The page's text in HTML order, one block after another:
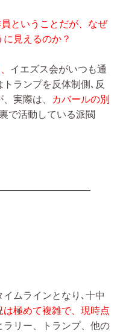
ということだが、なぜ
見えるのか？
イエズス会がいつも通
ランプを反体制側､反
実際は、
カバールの別
で活動している派閥
ムラインとなり､十中
は極めて複雑で、現時点
ラリー、トランプ、他の